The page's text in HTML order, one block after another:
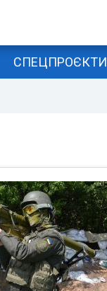
СПЕЦПРОЄКТИ